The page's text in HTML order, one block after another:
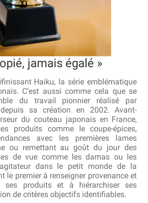
remboursements et de retours
jamais égalé »
Haiku, la série emblématique
C’est aussi comme cela que se
du travail pionnier réalisé par
sa création en 2002. Avant-
du couteau japonais en France,
produits comme le coupe-épices,
avec les premières lames
ou remettant au goût du jour des
de vue comme les damas ou les
dans le petit monde de la
le premier à renseigner provenance et
ses produits et à hiérarchiser ses
de critères objectifs identifiables.